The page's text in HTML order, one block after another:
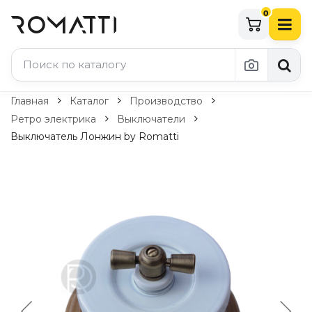
0
Каталог Romatti
Свет и освещение
Бра и настенные светильники
Настольные лампы
Технический свет
Уличное освещение
Комплектующие
Главная Каталог
Производство
Ретро электрика
Выключатели
Выключатель Лонжин by Romatti